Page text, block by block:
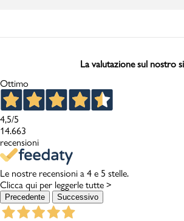
La valutazione sul nostro
Ottimo
4,5/5
14.663
recensioni
Le nostre recensioni a 4 e 5 stelle.
Clicca qui per leggerle tutte >
Precedente Successivo